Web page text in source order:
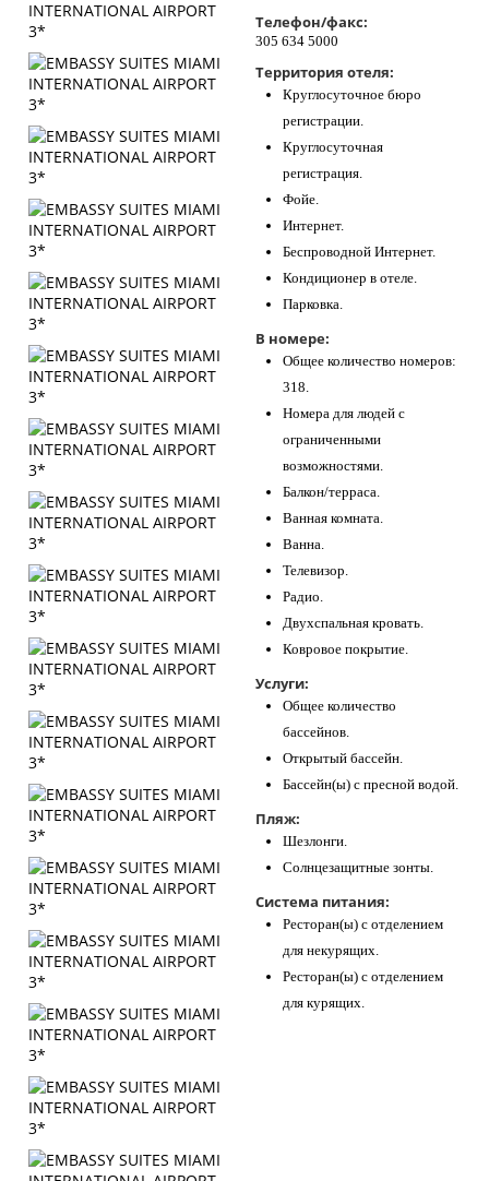
Телефон/факс:
305 634 5000
Территория отеля:
Круглосуточное бюро
регистрации.
Круглосуточная
регистрация.
Фойе.
Интернет.
Беспроводной Интернет.
Кондиционер в отеле.
Парковка.
В номере:
Общее количество номеров:
318.
Номера для людей с
ограниченными
возможностями.
Балкон/терраса.
Ванная комната.
Ванна.
Телевизор.
Радио.
Двухспальная кровать.
Ковровое покрытие.
Услуги:
Общее количество
бассейнов.
Открытый бассейн.
Бассейн(ы) с пресной водой.
Пляж:
Шезлонги.
Солнцезащитные зонты.
Система питания:
Ресторан(ы) с отделением
для некурящих.
Ресторан(ы) с отделением
для курящих.